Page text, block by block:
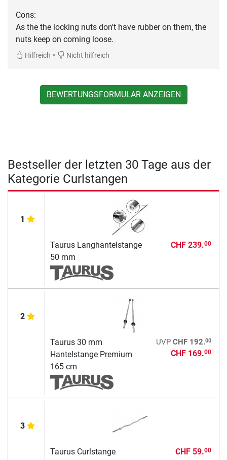
Cons:
As the the locking nuts don't have rubber on them, the
nuts keep on coming loose.
Hilfreich • Nicht hilfreich
BEWERTUNGSFORMULAR ANZEIGEN
Bestseller der letzten 30 Tage aus der
Kategorie Curlstangen
1
Taurus Langhantelstange
50 mm
CHF 239.00
2
Taurus 30 mm
Hantelstange Premium
165 cm
UVP CHF 192.00
CHF 169.00
3
Taurus Curlstange
CHF 59.00